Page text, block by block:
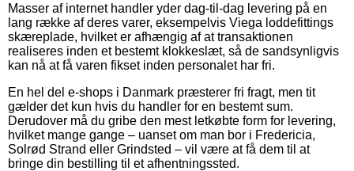
Masser af internet handler yder dag-til-dag levering på en
lang række af deres varer, eksempelvis Viega loddefittings
skæreplade, hvilket er afhængig af at transaktionen
realiseres inden et bestemt klokkeslæt, så de sandsynligvis
kan nå at få varen fikset inden personalet har fri.
En hel del e-shops i Danmark præsterer fri fragt, men tit
gælder det kun hvis du handler for en bestemt sum.
Derudover må du gribe den mest letkøbte form for levering,
hvilket mange gange – uanset om man bor i Fredericia,
Solrød Strand eller Grindsted – vil være at få dem til at
bringe din bestilling til et afhentningssted.